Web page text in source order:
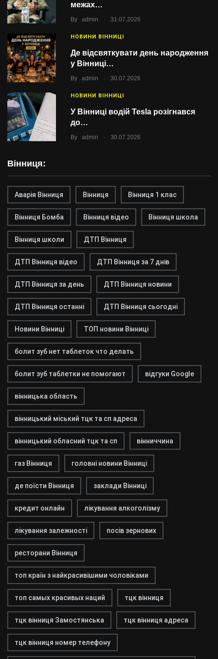
межах…
By admin . 31.07.2026
НОВИНИ ВІННИЦІ
Де відсвяткувати день народження
у Вінниці…
By admin . 30.07.2026
НОВИНИ ВІННИЦІ
У Вінниці водій Tesla розігнався
до…
By admin . 30.07.2026
Вінниця:
Аварія Вінниця Вінниця Вінниця 1 клас
Вінниця Бомба Вінниця відео Вінниця школа
Вінниця школи ДТП Вінниця
ДТП Вінниця відео ДТП Вінниця за 7 днів
ДТП Вінниця за день ДТП Вінниця новини
ДТП Вінниця останні ДТП Вінниця сьогодні
Новини Вінниці ТОП новини Вінниці
болит зуб нет таблеток что делать
болит зуб таблетки не помогают відгуки Google
вінницька область
вінницький міський тцк та сп адреса
вінницький обласний тцк та сп вінниччина
газ Вінниця головні новини Вінниці
де поїсти Вінниця заклади Вінниці
кредит онлайн лікування алкоголізму
лікування залежності посів зернових
ресторани Вінниця
топ країн з найкрасивішими чоловіками
топ самых красивых наций тцк вінниця
тцк вінниця Замостянська тцк вінниця адреса
тцк вінниця номер телефону